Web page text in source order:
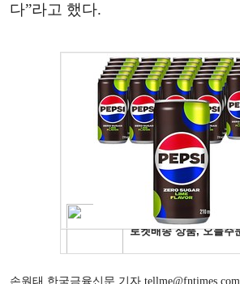
다”라고 했다.
손원태 한국금융신문 기자 tellme@fntimes.com